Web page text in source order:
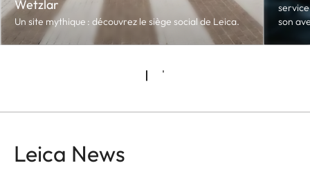
Wetzlar
Un site mythique : découvrez le siège social de Leica.
son
Leica News